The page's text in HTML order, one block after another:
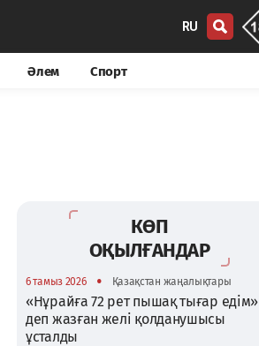
RU
Әлем Спорт
КӨП
ОҚЫЛҒАНДАР
6 тамыз 2026 • Қазақстан жаңалықтары
«Нұрайға 72 рет пышақ тығар едім»
деп жазған желі қолданушысы
ұсталды